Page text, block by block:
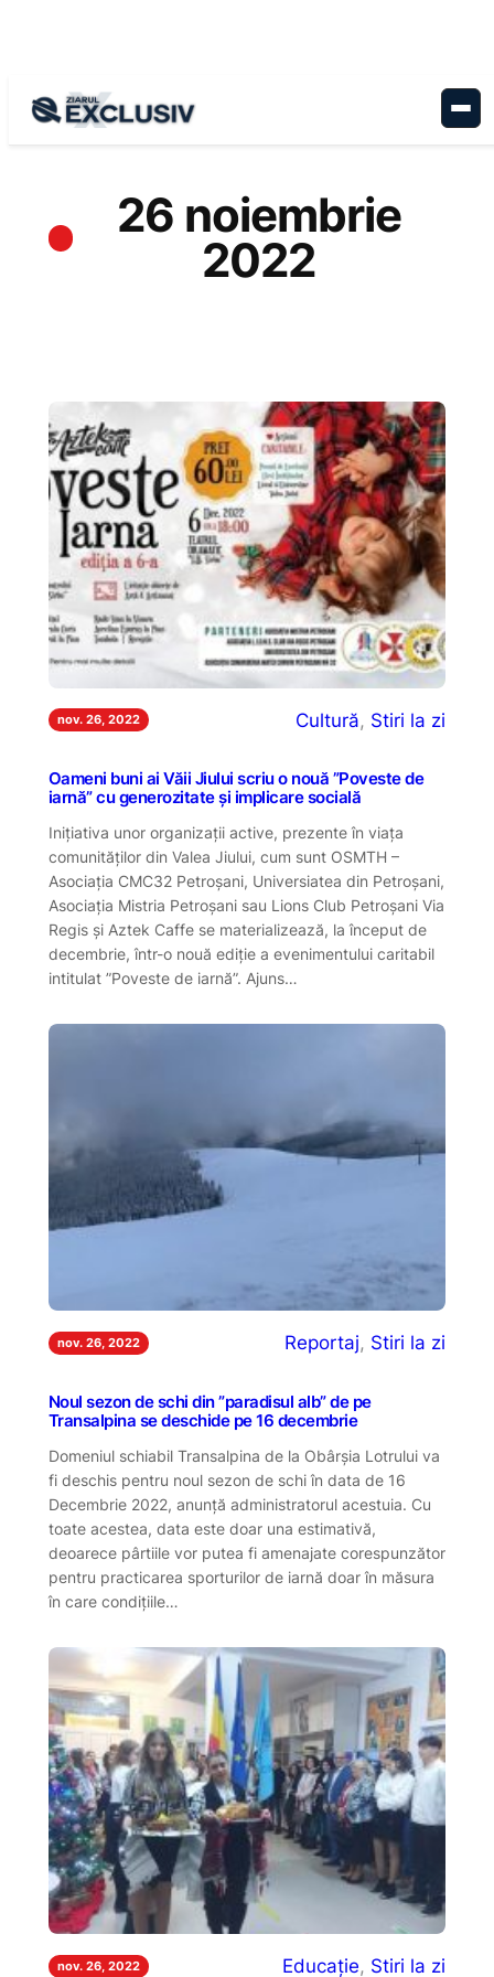
26 noiembrie
2022
nov. 26, 2022 Cultură, Stiri la zi
Oameni buni ai Văii Jiului scriu o nouă ”Poveste de
iarnă” cu generozitate și implicare socială
Inițiativa unor organizații active, prezente în viața
comunităților din Valea Jiului, cum sunt OSMTH –
Asociația CMC32 Petroșani, Universiatea din Petroșani,
Asociația Mistria Petroșani sau Lions Club Petroșani Via
Regis și Aztek Caffe se materializează, la început de
decembrie, într-o nouă ediție a evenimentului caritabil
intitulat ”Poveste de iarnă”. Ajuns…
nov. 26, 2022 Reportaj, Stiri la zi
Noul sezon de schi din ”paradisul alb” de pe
Transalpina se deschide pe 16 decembrie
Domeniul schiabil Transalpina de la Obârșia Lotrului va
fi deschis pentru noul sezon de schi în data de 16
Decembrie 2022, anunță administratorul acestuia. Cu
toate acestea, data este doar una estimativă,
deoarece pârtiile vor putea fi amenajate corespunzător
pentru practicarea sporturilor de iarnă doar în măsura
în care condițiile…
nov. 26, 2022 Educație, Stiri la zi